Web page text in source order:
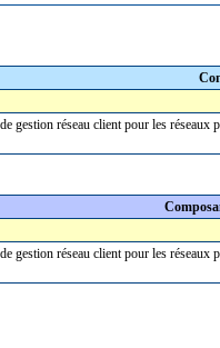
gestion réseau client pour les
gestion réseau client pour les réseaux